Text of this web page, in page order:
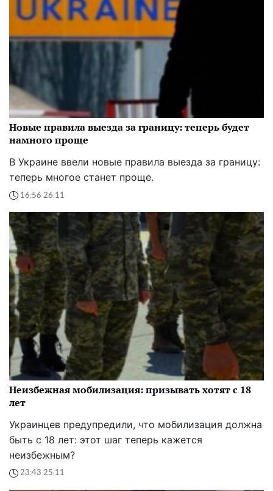
Новые правила выезда за границу: теперь будет
намного проще
В Украине ввели новые правила выезда за границу:
теперь многое станет проще.
16:56 26.11
Неизбежная мобилизация: призывать хотят с 18
лет
Украинцев предупредили, что мобилизация должна
быть с 18 лет: этот шаг теперь кажется
неизбежным?
23:43 25.11